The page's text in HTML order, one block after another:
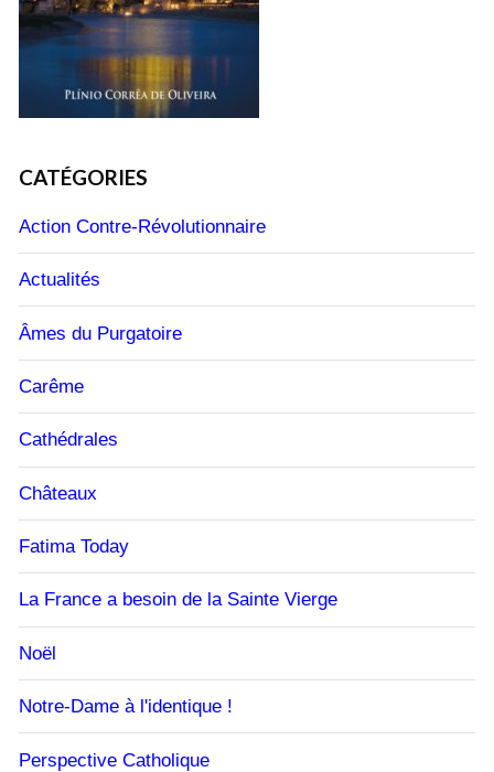
CATÉGORIES
Action Contre-Révolutionnaire
Actualités
Âmes du Purgatoire
Carême
Cathédrales
Châteaux
Fatima Today
La France a besoin de la Sainte Vierge
Noël
Notre-Dame à l'identique !
Perspective Catholique